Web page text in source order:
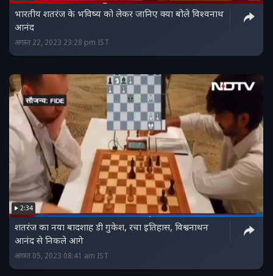
भारतीय शतरंज के भविष्‍य को लेकर जानिए क्‍या बोले विश्‍वनाथ
आनंद
अगस्त 22, 2023 23:28 pm IST
2:34
शतरंज का नया बादशाह डी गुकेश, रचा इतिहास, विश्वनाथन
आनंद से निकले आगे
अगस्त 05, 2023 08:41 am IST